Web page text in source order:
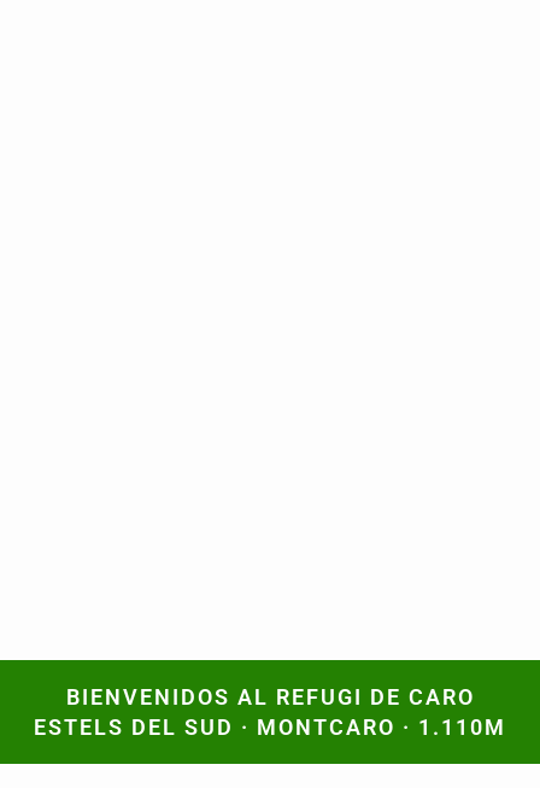
BIENVENIDOS AL REFUGI DE CARO
ESTELS DEL SUD · MONTCARO · 1.110M
BIENVENIDOS AL REFUGI DE CARO
ESTELS DEL SUD · MONTCARO · 1.110M